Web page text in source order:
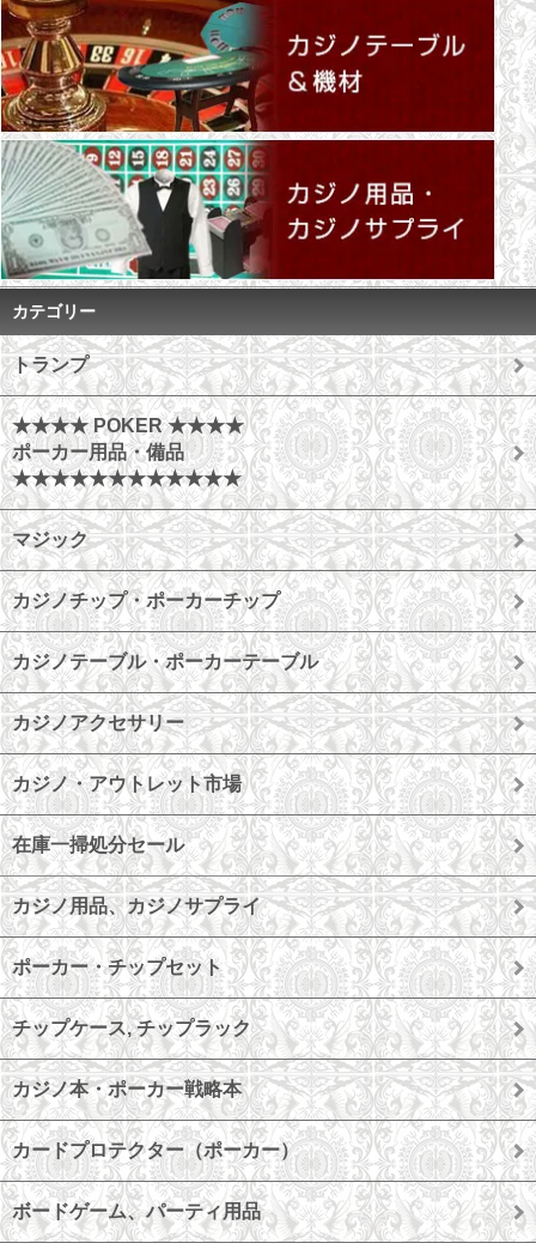
カテゴリー
トランプ
★★★★ POKER ★★★★
ポーカー用品・備品
★★★★★★★★★★★★
マジック
カジノチップ・ポーカーチップ
カジノテーブル・ポーカーテーブル
カジノアクセサリー
カジノ・アウトレット市場
在庫一掃処分セール
カジノ用品、カジノサプライ
ポーカー・チップセット
チップケース, チップラック
カジノ本・ポーカー戦略本
カードプロテクター（ポーカー）
ボードゲーム、パーティ用品